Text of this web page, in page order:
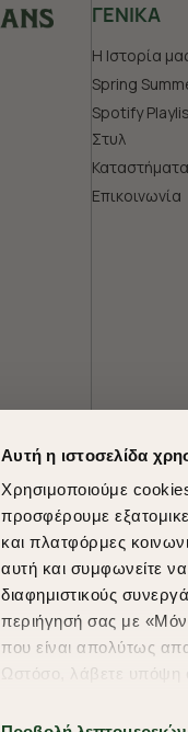
Αυτή η ιστοσελίδα
Χρησιμοποιούμε
προσφέρουμε
και πλατφόρμες
αυτή και συμφωνείτε
διαφημιστικούς
περιήγησή σας με
που είναι απολύτως
Ωστόσο, λάβετε υπόψη
υπηρεσίες και
ΓΕΝΙΚΑ
Η Ιστορία
Spring
Spotify
Στυλ
Καταστήματα
Επικοινωνία